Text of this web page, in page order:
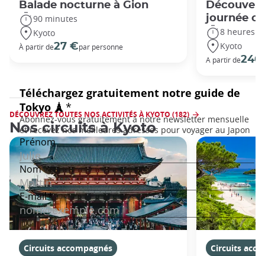
Balade nocturne à Gion
90 minutes
Kyoto
À partir de27 €par personne
journée
8 heures
Kyoto
A partir de240
DÉCOUVREZ TOUTES NOS ACTIVITÉS À KYOTO (182)
Nos circuits à Kyoto
Circuits accompagnés
Circuits